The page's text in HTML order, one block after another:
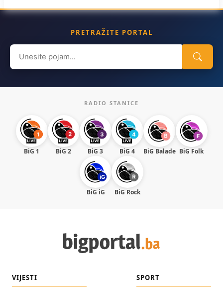
PRETRAŽITE PORTAL
Search
for:
RADIO STANICE
BiG 1 BiG 2 BiG 3 BiG 4 BiG Balade BiG Folk
BiG iG BiG Rock
VIJESTI SPORT